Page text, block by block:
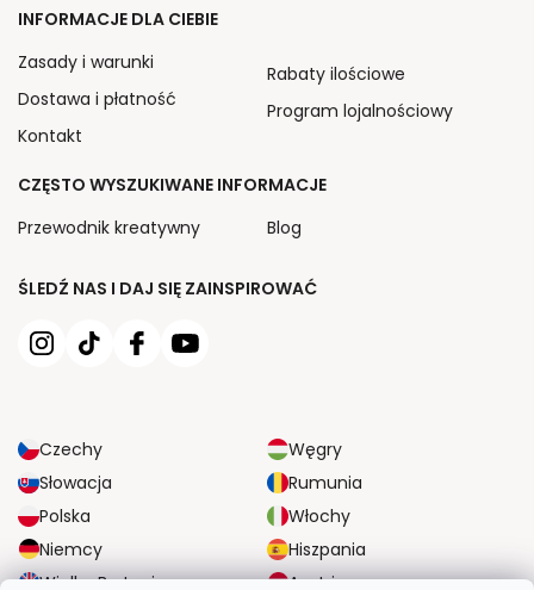
ŚLEDŹ NAS I DAJ SIĘ ZAINSPIROWAĆ
Czechy
Węgry
Słowacja
Rumunia
Polska
Włochy
Niemcy
Hiszpania
Wielka Brytania
Austria
INFORMACJE DLA CIEBIE
Zasady i warunki
Dostawa i płatność
Kontakt
Rabaty ilościowe
Program lojalnościowy
CZĘSTO WYSZUKIWANE INFORMACJE
Przewodnik kreatywny
Blog